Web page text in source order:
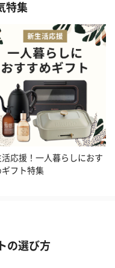
特集
応援！一人暮らしにおす
フト特集
の選び方